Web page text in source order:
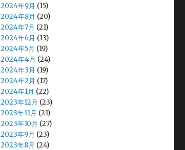
2024年9月 (15)
2024年8月 (20)
2024年7月 (21)
2024年6月 (13)
2024年5月 (19)
2024年4月 (24)
2024年3月 (19)
2024年2月 (17)
2024年1月 (22)
2023年12月 (23)
2023年11月 (21)
2023年10月 (27)
2023年9月 (23)
2023年8月 (24)